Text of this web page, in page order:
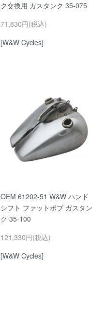
ク交換用 ガスタンク 35-075
71,830円(税込)
[W&W Cycles]
OEM 61202-51 W&W ハンド
シフト ファットボブ ガスタン
ク 35-100
121,330円(税込)
[W&W Cycles]